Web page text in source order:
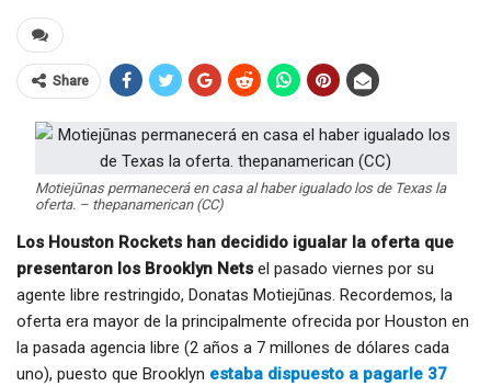
Share
Motiejūnas permanecerá en casa al haber igualado los de Texas la
oferta. – thepanamerican (CC)
Los Houston Rockets han decidido igualar la oferta que
presentaron los Brooklyn Nets el pasado viernes por su
agente libre restringido, Donatas Motiejūnas. Recordemos, la
oferta era mayor de la principalmente ofrecida por Houston en
la pasada agencia libre (2 años a 7 millones de dólares cada
uno), puesto que Brooklyn estaba dispuesto a pagarle 37